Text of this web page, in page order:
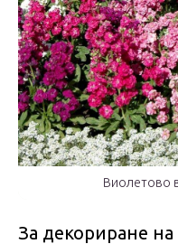
Виолетово
За декориране